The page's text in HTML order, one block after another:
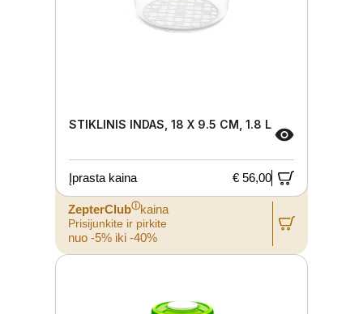
STIKLINIS INDAS, 18 X 9.5 CM, 1.8 L
Įprasta kaina € 56,00
ZepterClubⓘkaina
Prisijunkite ir pirkite
nuo -5% iki -40%